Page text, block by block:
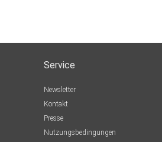
Service
Newsletter
Kontakt
Presse
Nutzungsbedingungen